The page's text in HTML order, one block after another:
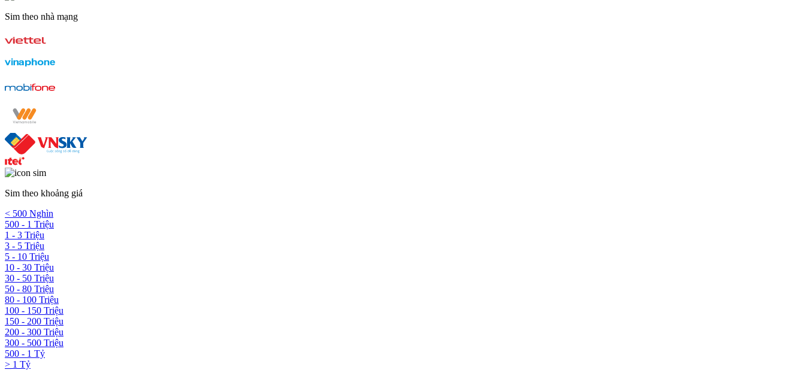
Sim theo nhà mạng
Sim theo khoảng giá
< 500 Nghìn
500 - 1 Triệu
1 - 3 Triệu
3 - 5 Triệu
5 - 10 Triệu
10 - 30 Triệu
30 - 50 Triệu
50 - 80 Triệu
80 - 100 Triệu
100 - 150 Triệu
150 - 200 Triệu
200 - 300 Triệu
300 - 500 Triệu
500 - 1 Tỷ
> 1 Tỷ